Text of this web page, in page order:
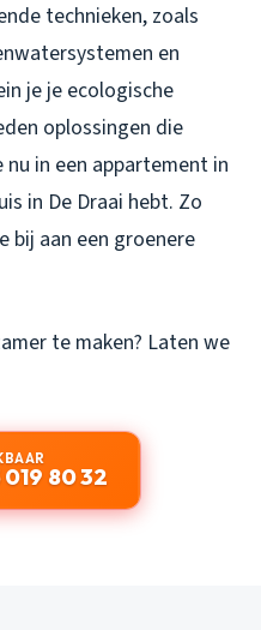
technieken, zoals
en
je je ecologische
oplossingen die
in een appartement in
in De Draai hebt. Zo
bij aan een groenere
te maken? Laten we
80 32